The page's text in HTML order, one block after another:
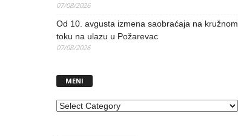
07/08/2026
Od 10. avgusta izmena saobraćaja na kružnom
toku na ulazu u Požarevac
07/08/2026
MENI
MENI